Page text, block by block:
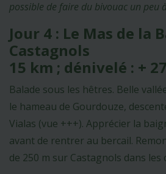
possible de faire du bivouac un peu
Jour 4 : Le Mas de la
Castagnols
15 km ; dénivelé : +
Balade sous les hêtres. Belle
le hameau de Gourdouze,
Vialas (vue +++). Apprécier la
avant de rentrer au bercail.
de 250 m sur Castagnols dans les